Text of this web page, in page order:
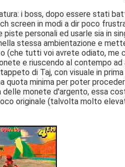
i boss, dopo essere stati
screen in modi a dir poco
personali ed usarle sia in
stessa ambientazione e
(che tutti voi avrete odiato, me
e riuscendo al contempo
di Taj, con visuale in
quota minima per poter
monete d'argento, essa
originale (talvolta molto